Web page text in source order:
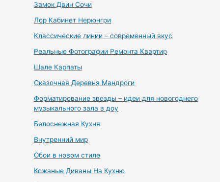
Замок Двин Сочи
Лор Кабинет Нерюнгри
Классические линии – современный вкус
Реальные Фотографии Ремонта Квартир
Шале Карпаты
Сказочная Деревня Мандроги
Форматирование звезды – идеи для новогоднего
музыкального зала в доу
Белоснежная Кухня
Внутренний мир
Обои в новом стиле
Кожаные Диваны На Кухню